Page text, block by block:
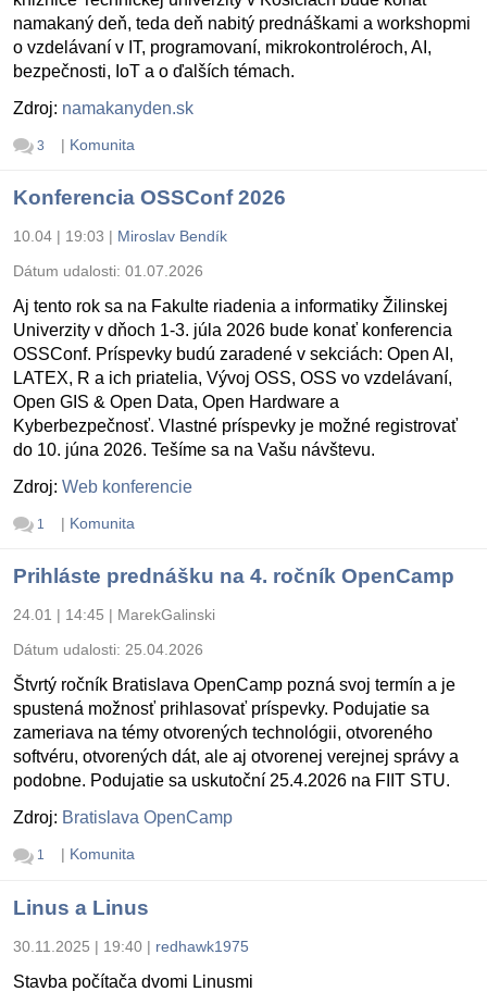
namakaný deň, teda deň nabitý prednáškami a workshopmi
o vzdelávaní v IT, programovaní, mikrokontroléroch, AI,
bezpečnosti, IoT a o ďalších témach.
Zdroj: namakanyden.sk
3 | Komunita
Konferencia OSSConf 2026
10.04 | 19:03 | Miroslav Bendík
Dátum udalosti: 01.07.2026
Aj tento rok sa na Fakulte riadenia a informatiky Žilinskej
Univerzity v dňoch 1-3. júla 2026 bude konať konferencia
OSSConf. Príspevky budú zaradené v sekciách: Open AI,
LATEX, R a ich priatelia, Vývoj OSS, OSS vo vzdelávaní,
Open GIS & Open Data, Open Hardware a
Kyberbezpečnosť. Vlastné príspevky je možné registrovať
do 10. júna 2026. Tešíme sa na Vašu návštevu.
Zdroj: Web konferencie
1 | Komunita
Prihláste prednášku na 4. ročník OpenCamp
24.01 | 14:45 | MarekGalinski
Dátum udalosti: 25.04.2026
Štvrtý ročník Bratislava OpenCamp pozná svoj termín a je
spustená možnosť prihlasovať príspevky. Podujatie sa
zameriava na témy otvorených technológii, otvoreného
softvéru, otvorených dát, ale aj otvorenej verejnej správy a
podobne. Podujatie sa uskutoční 25.4.2026 na FIIT STU.
Zdroj: Bratislava OpenCamp
1 | Komunita
Linus a Linus
30.11.2025 | 19:40 | redhawk1975
Stavba počítača dvomi Linusmi